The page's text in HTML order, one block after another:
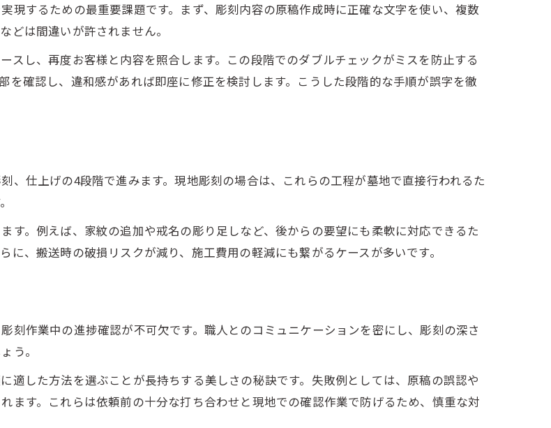
現するための最重要課題です。まず、彫刻内容の原稿作成時に正確な文字を使い、複数
どは間違いが許されません。
スし、再度お客様と内容を照合します。この段階でのダブルチェックがミスを防止する
を確認し、違和感があれば即座に修正を検討します。こうした段階的な手順が誤字を徹
、仕上げの4段階で進みます。現地彫刻の場合は、これらの工程が墓地で直接行われるた
す。例えば、家紋の追加や戒名の彫り足しなど、後からの要望にも柔軟に対応できるた
、搬送時の破損リスクが減り、施工費用の軽減にも繋がるケースが多いです。
刻作業中の進捗確認が不可欠です。職人とのコミュニケーションを密にし、彫刻の深さ
う。
適した方法を選ぶことが長持ちする美しさの秘訣です。失敗例としては、原稿の誤認や
ます。これらは依頼前の十分な打ち合わせと現地での確認作業で防げるため、慎重な対